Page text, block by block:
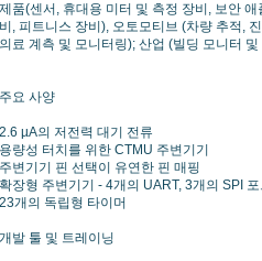
제품(센서, 휴대용 미터 및 측정 장비, 보안
비, 피트니스 장비), 오토모티브 (차량 추적,
의료 계측 및 모니터링); 산업 (빌딩 모니터
주요 사양
2.6 µA의 저전력 대기 전류
용량성 터치를 위한 CTMU 주변기기
주변기기 핀 선택이 유연한 핀 매핑
확장형 주변기기 - 4개의 UART, 3개의 SPI
23개의 독립형 타이머
개발 툴 및 트레이닝